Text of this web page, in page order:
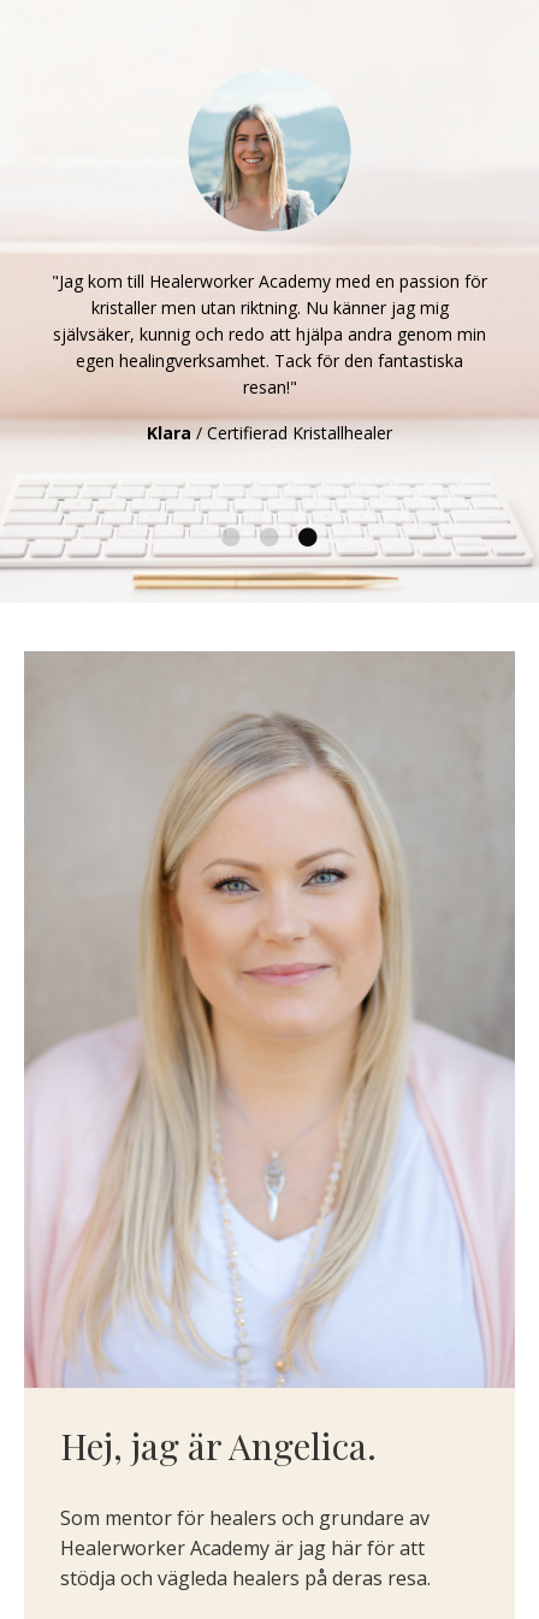
"Jag kom till Healerworker Academy med en passion för
kristaller men utan riktning. Nu känner jag mig
självsäker, kunnig och redo att hjälpa andra genom min
egen healingverksamhet. Tack för den fantastiska
resan!"
Klara / Certifierad Kristallhealer
Hej, jag är Angelica.
Som mentor för healers och grundare av
Healerworker Academy är jag härför att
stödja och vägleda healers på deras resa.